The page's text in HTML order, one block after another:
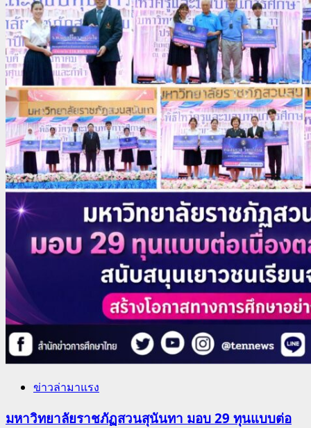
ข่าวล่ามาแรง
มหาวิทยาลัยราชภัฏสวนสุนันทา มอบ 29 ทุนแบบต่อ